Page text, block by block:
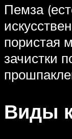
Пемза
пористая
зачистки
Виды